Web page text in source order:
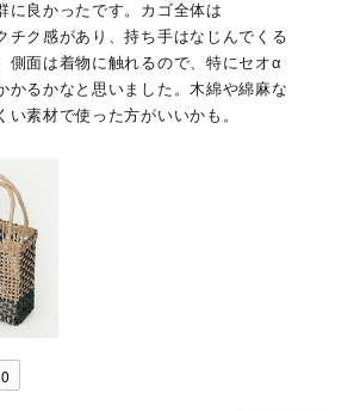
に良かったです。カゴ全体は
チク感があり、持ち手はなじんでくる
側面は着物に触れるので、特にセオα
かるかなと思いました。木綿や綿麻な
い素材で使った方がいいかも。
0